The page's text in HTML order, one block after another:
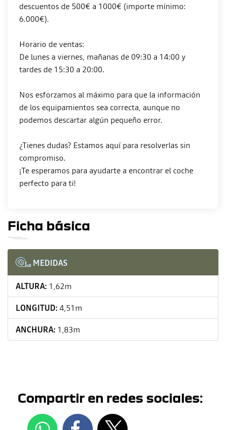
descuentos de 500€ a 1000€ (importe mínimo:
6.000€).
Horario de ventas:
De lunes a viernes, mañanas de 09:30 a 14:00 y
tardes de 15:30 a 20:00.
Nos esforzamos al máximo para que la información
de los equipamientos sea correcta, aunque no
podemos descartar algún pequeño error.
¿Tienes dudas? Estamos aquí para resolverlas sin
compromiso.
¡Te esperamos para ayudarte a encontrar el coche
Ficha básica
MEDIDAS
ALTURA: 1,62m
LONGITUD:4,51m
ANCHURA: 1,83m
Compartir en redes sociales: